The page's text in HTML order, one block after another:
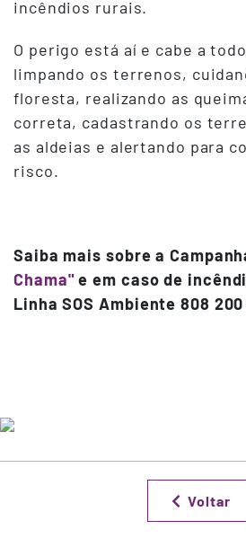
incêndios rurais.
O perigo está aí e cabe a
limpando os terrenos,
floresta, realizando as
correta, cadastrando os
as aldeias e alertando para
risco.
Saiba mais sobre a
Chama"e em caso de
Linha SOS Ambiente 808
Voltar